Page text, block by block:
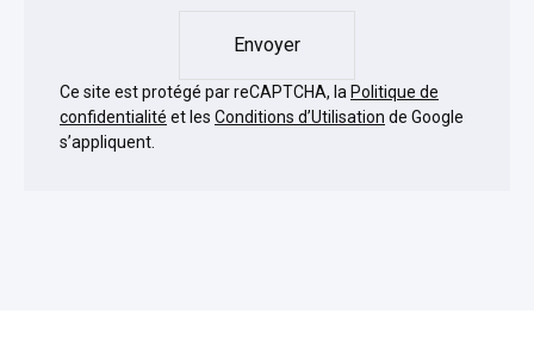
Envoyer
Ce site est protégé par reCAPTCHA, la Politique de
confidentialité et les Conditions d’Utilisation de Google
s’appliquent.